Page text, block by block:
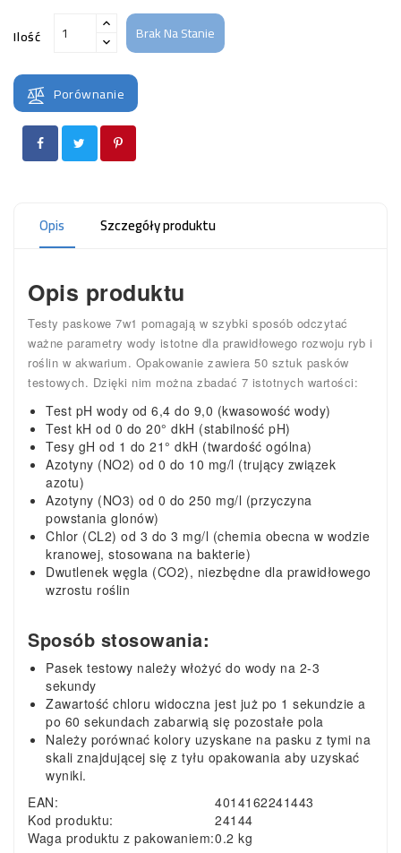
Ilość Brak Na Stanie
Porównanie
Opis Szczegóły produktu
Opis produktu
Testy paskowe 7w1 pomagają w szybki sposób odczytać
ważne parametry wody istotne dla prawidłowego rozwoju ryb i
roślin w akwarium. Opakowanie zawiera 50 sztuk pasków
testowych. Dzięki nim można zbadać 7 istotnych wartości:
Test pH wody od 6,4 do 9,0 (kwasowość wody)
Test kH od 0 do 20° dkH (stabilność pH)
Tesy gH od 1 do 21° dkH (twardość ogólna)
Azotyny (NO2) od 0 do 10 mg/l (trujący związek
azotu)
Azotyny (NO3) od 0 do 250 mg/l (przyczyna
powstania glonów)
Chlor (CL2) od 3 do 3 mg/l (chemia obecna w wodzie
kranowej, stosowana na bakterie)
Dwutlenek węgla (CO2), niezbędne dla prawidłowego
wzrostu roślin
Sposób stosowania:
Pasek testowy należy włożyć do wody na 2-3
sekundy
Zawartość chloru widoczna jest już po 1 sekundzie a
po 60 sekundach zabarwią się pozostałe pola
Należy porównać kolory uzyskane na pasku z tymi na
skali znajdującej się z tyłu opakowania aby uzyskać
wyniki.
EAN:
4014162241443
Kod produktu:
24144
Waga produktu z pakowaniem:0.2 kg